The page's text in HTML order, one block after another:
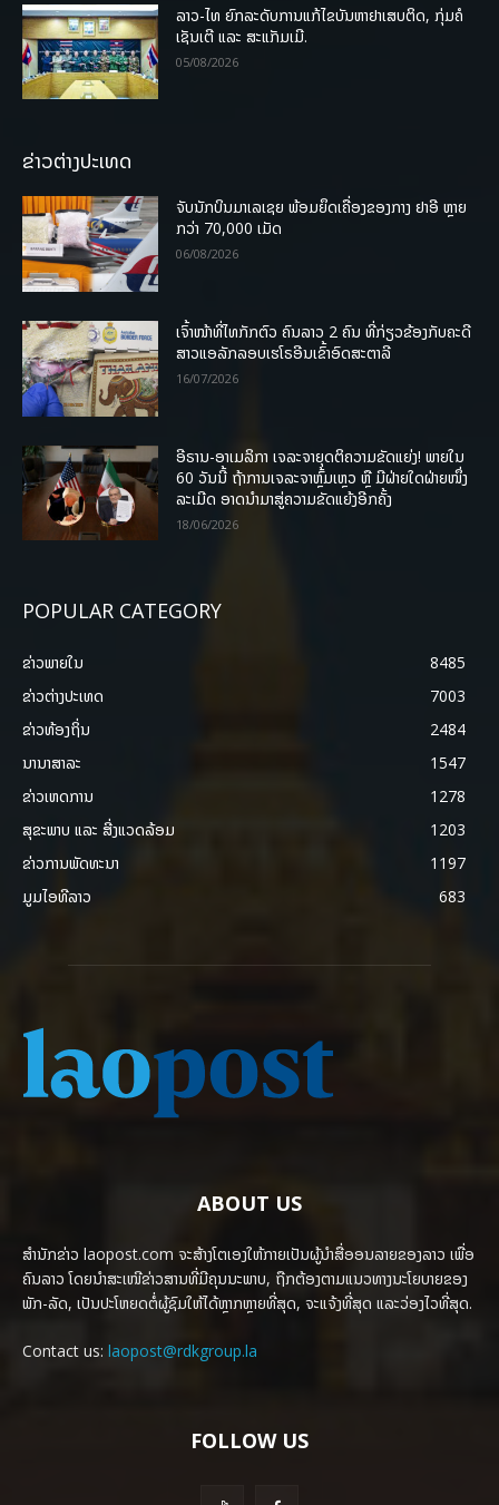
ລາວ-ໄທ ຍົກລະດັບການແກ້ໄຂບັນຫາຢາເສບຕິດ, ກຸ່ມຄໍ
ເຊັນເຕີ ແລະ ສະແກັມເມີ.
05/08/2026
ຂ່າວຕ່າງປະເທດ
ຈັບນັກບິນມາເລເຊຍ ພ້ອມຍຶດເຄື່ອງຂອງກາງ ຢາອີ ຫຼາຍ
ກວ່າ 70,000 ເມັດ
06/08/2026
ເຈົ້າໜ້າທີ່ໄທກັກຕົວ ຄົນລາວ 2 ຄົນ ທີ່ກ່ຽວຂ້ອງກັບຄະດີ
ສາວແອລັກລອບເຮໂຣອີນເຂົ້າອົດສະຕາລີ
16/07/2026
ອີຣານ-ອາເມລິກາ ເຈລະຈາຍຸດຕິຄວາມຂັດແຍ່ງ! ພາຍໃນ
60 ວັນນີ້ ຖ້າການເຈລະຈາຫຼົ້ມເຫຼວ ຫຼື ມີຝ່າຍໃດຝ່າຍໜຶ່ງ
ລະເມີດ ອາດນໍາມາສູ່ຄວາມຂັດແຍ້ງອີກຄັ້ງ
18/06/2026
POPULAR CATEGORY
ຂ່າວພາຍ​ໃນ
8485
ຂ່າວຕ່າງປະເທດ
7003
ຂ່າວທ້ອງຖິ່ນ
2484
ນານາສາລະ
1547
ຂ່າວເຫດການ
1278
ສຸຂະພາບ ແລະ ສີ່ງແວດລ້ອມ
1203
ຂ່າວການພັດທະນາ
1197
ມູມໄອທີລາວ
683
ABOUT US
ສຳນັກຂ່າວ laopost.com ຈະສ້າງໂຕເອງໃຫ້ກາຍເປັນຜູ້ນຳສື່ອອນລາຍຂອງລາວ ເພື່ອ
ຄົນລາວ ໂດຍນຳສະເໜີຂ່າວສານທີ່ມີຄຸນນະພາບ, ຖືກຕ້ອງຕາມແນວທາງນະໂຍບາຍຂອງ
ພັກ-ລັດ, ເປັນປະໂຫຍດຕໍ່ຜູ້ຊົມໃຫ້ໄດ້ຫຼາກຫຼາຍທີ່ສຸດ, ຈະແຈ້ງທີ່ສຸດ ແລະວ່ອງໄວທີ່ສຸດ.
Contact us: laopost@rdkgroup.la
FOLLOW US